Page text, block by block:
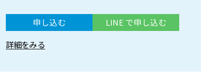
申し込む
LINE で申し込む
詳細をみる